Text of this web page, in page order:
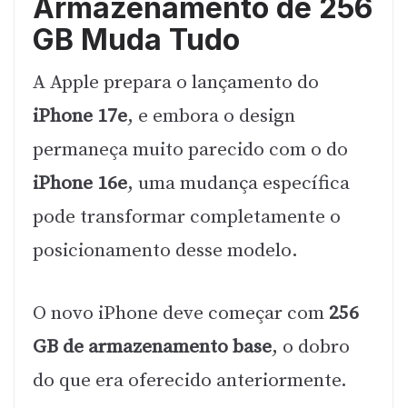
Armazenamento de 256
GB Muda Tudo
A Apple prepara o lançamento do
iPhone 17e, e embora o design
permaneça muito parecido com o do
iPhone 16e, uma mudança específica
pode transformar completamente o
posicionamento desse modelo.
O novo iPhone deve começar com256
GB de armazenamento base, o dobro
do que era oferecido anteriormente.